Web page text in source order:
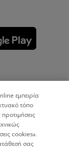
εμπειρία
τόπο
προτιμήσεις
cookies».
σας